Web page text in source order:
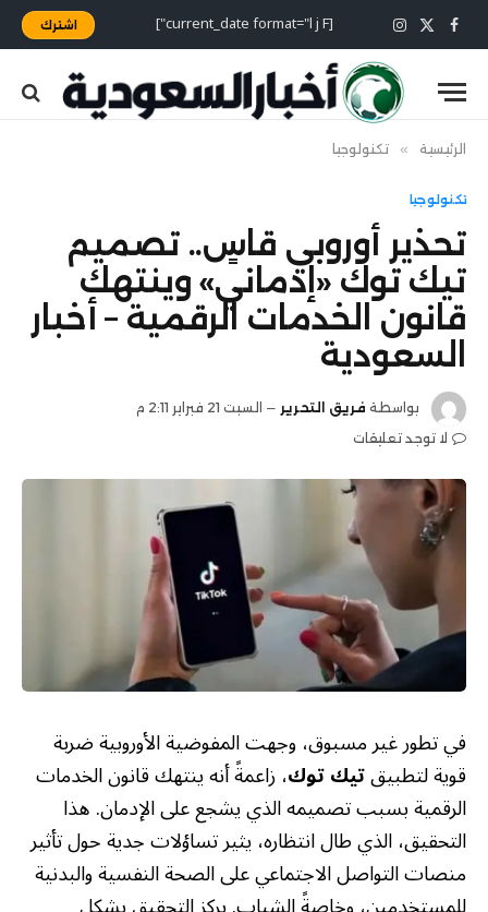
فيسبوك
X
(Twitter)
الانستغرام [current_date format="l j F"] اشترك
الرئيسية » تكنولوجيا
تكنولوجيا
تحذير أوروبي قاسٍ.. تصميم
تيك توك «إدماني» وينتهك
قانون الخدمات الرقمية – أخبار
السعودية
بواسطة فريق التحرير
السبت 21 فبراير 2:11 م
لا توجد تعليقات
في تطور غير مسبوق، وجهت المفوضية الأوروبية ضربة
قوية لتطبيقتيك توك، زاعمةً أنه ينتهك قانون الخدمات
الرقمية بسبب تصميمه الذي يشجع على الإدمان. هذا
التحقيق، الذي طال انتظاره، يثير تساؤلات جدية حول تأثير
منصات التواصل الاجتماعي على الصحة النفسية والبدنية